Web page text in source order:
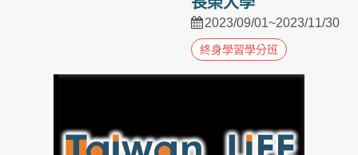
2023/09/01~2023/11/30
終身學習學分班